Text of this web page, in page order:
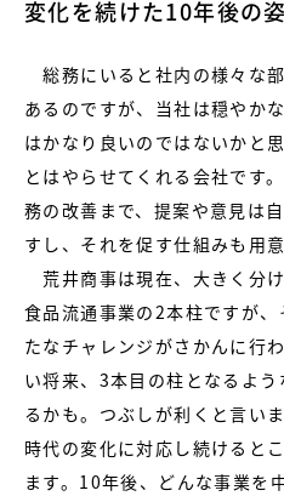
変化を続けた10年後の
総務にいると社内の様々な
あるのですが、当社は穏やか
はかなり良いのではないかと
とはやらせてくれる会社です
務の改善まで、提案や意見は
すし、それを促す仕組みも用
荒井商事は現在、大きく分
食品流通事業の2本柱ですが
たなチャレンジがさかんに行
い将来、3本目の柱となるよう
るかも。つぶしが利くと言い
時代の変化に対応し続けると
ます。10年後、どんな事業を